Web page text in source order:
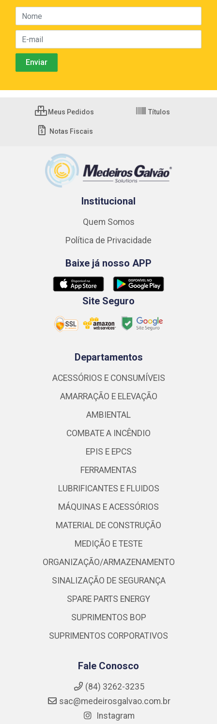
Meus Pedidos Títulos
Notas Fiscais
Institucional
Quem Somos
Política de Privacidade
Baixe já nosso APP
Site Seguro
Departamentos
ACESSÓRIOS E CONSUMÍVEIS
AMARRAÇÃO E ELEVAÇÃO
AMBIENTAL
COMBATE A INCÊNDIO
EPIS E EPCS
FERRAMENTAS
LUBRIFICANTES E FLUIDOS
MÁQUINAS E ACESSÓRIOS
MATERIAL DE CONSTRUÇÃO
MEDIÇÃO E TESTE
ORGANIZAÇÃO/ARMAZENAMENTO
SINALIZAÇÃO DE SEGURANÇA
SPARE PARTS ENERGY
SUPRIMENTOS BOP
SUPRIMENTOS CORPORATIVOS
Fale Conosco
(84) 3262-3235
sac@medeirosgalvao.com.br
Instagram